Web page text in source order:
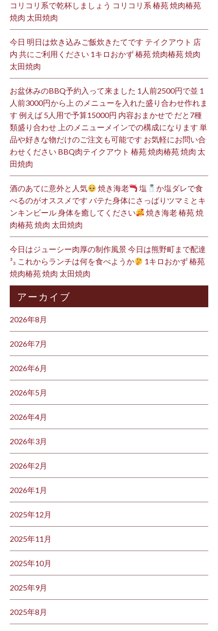
コリコリ系で乾杯しましょう コリコリ系 椿苑 焼肉椿苑
焼肉 太田焼肉
今日 明日は炊き込みご飯炊きたてです テイクアウト 店
内 共にご利用ください 1キロおかず 椿苑 焼肉椿苑 焼肉
太田焼肉
お盆休みのBBQ予約入って来ました 1人前2500円で並 1
人前3000円から上 のメニューを入れた盛り合わせ作れま
す 例えば 5人用で予算15000円 内容おまかせで だと7種
類盛り合わせ 上のメニューメインでの構成になります 単
品や好きな物だけのご注文も可能です お気軽にお問い合
わせください BBQ肉テイクアウト 椿苑 焼肉椿苑 焼肉 太
田焼肉
酒のあてに意外と人気 焼き海老 塩
か塩ダレで食
べるのがオススメです バテた身体にさっぱりツマミとキ
ンキンビール 身体を癒してください
焼き海老 椿苑 焼
肉椿苑 焼肉 太田焼肉
今日はジューシー肉厚の制作風景 今日は熊野町まで配達
³₃ これからランチは何を食べようか
1キロおかず 椿苑
焼肉椿苑 焼肉 太田焼肉
アーカイブ
2026年8月
2026年7月
2026年6月
2026年5月
2026年4月
2026年3月
2026年2月
2026年1月
2025年12月
2025年11月
2025年10月
2025年9月
2025年8月